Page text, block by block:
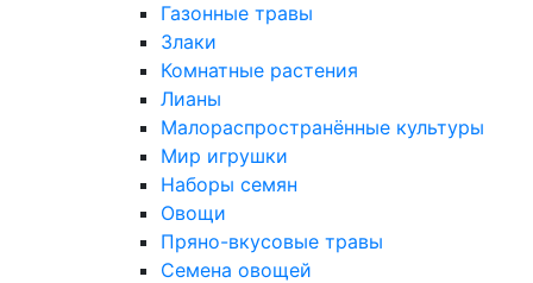
Газонные травы
Злаки
Комнатные растения
Лианы
Малораспространённые культуры
Мир игрушки
Наборы семян
Овощи
Пряно-вкусовые травы
Семена овощей